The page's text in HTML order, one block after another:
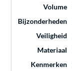
Volume
Bijzonderheden
Veiligheid
Materiaal
Kenmerken